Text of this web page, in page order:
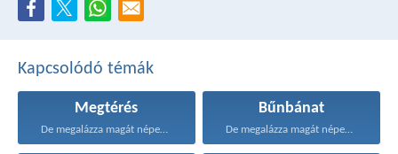
Kapcsolódó témák
Megtérés
De megalázza magát népem...
Bűnbánat
De megalázza magát népem...